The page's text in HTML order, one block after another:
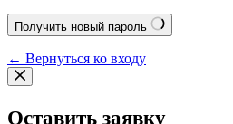
Получить новый пароль
← Вернуться ко входу
Оставить заявку